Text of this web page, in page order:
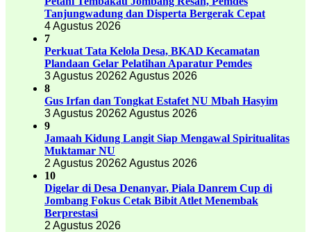
Tanjungwadung dan Disperta Bergerak Cepat
4 Agustus 2026
7
Perkuat Tata Kelola Desa, BKAD Kecamatan
Plandaan Gelar Pelatihan Aparatur Pemdes
3 Agustus 20262 Agustus 2026
8
Gus Irfan dan Tongkat Estafet NU Mbah Hasyim
3 Agustus 20262 Agustus 2026
9
Jamaah Kidung Langit Siap Mengawal Spiritualitas
Muktamar NU
2 Agustus 20262 Agustus 2026
10
Digelar di Desa Denanyar, Piala Danrem Cup di
Jombang Fokus Cetak Bibit Atlet Menembak
Berprestasi
2 Agustus 2026